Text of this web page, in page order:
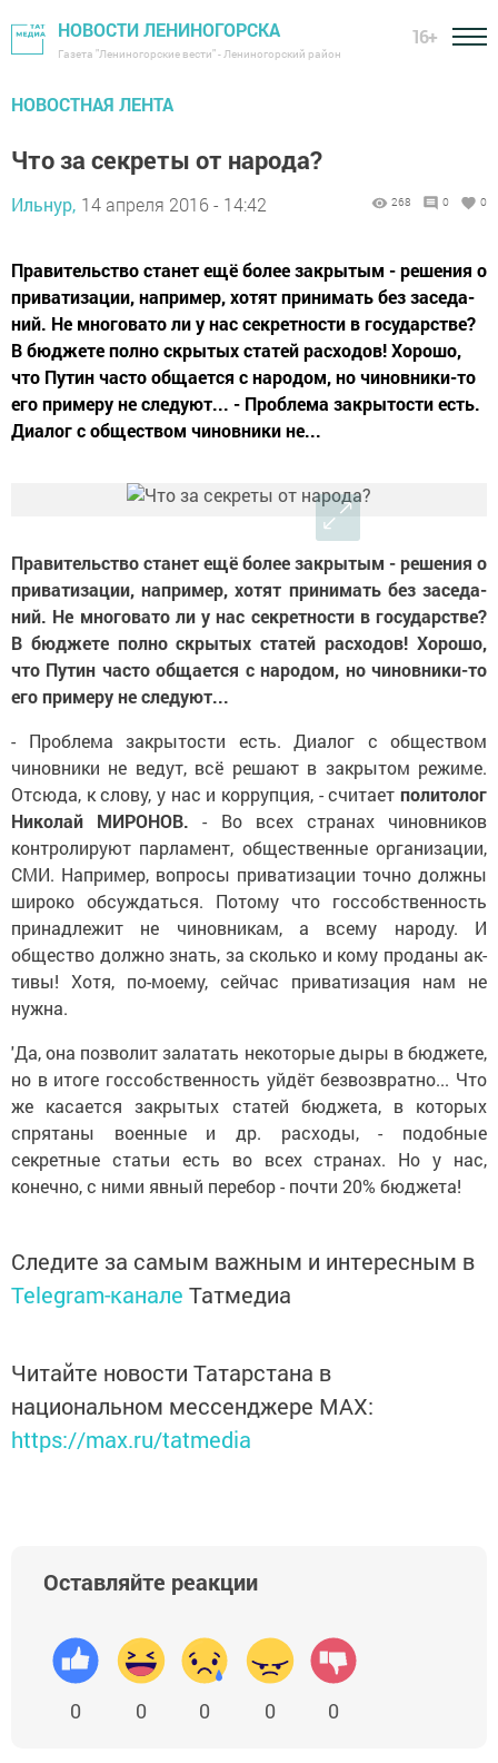
НОВОСТИ ЛЕНИНОГОРСКА
Газета "Лениногорские вести" - Лениногорский район
16+
НОВОСТНАЯ ЛЕНТА
Что за секреты от народа?
Ильнур, 14 апреля 2016 - 14:42 268 0 0
Правительство станет ещё более закрытым - решения о
приватизации, например, хотят принимать без заседа­
ний. Не многовато ли у нас секретности в государстве?
В бюджете полно скрытых статей расходов! Хорошо,
что Путин часто общается с народом, но чиновники-то
его примеру не следуют... - Проблема закрытости есть.
Диалог с обществом чиновники не...
Правительство станет ещё более закрытым - решения о
приватизации, например, хотят принимать без заседа­
ний. Не многовато ли у нас секретности в государстве?
В бюджете полно скрытых статей расходов! Хорошо,
что Путин часто общается с народом, но чиновники-то
его примеру не следуют...
- Проблема закрытости есть. Диалог с обществом
чиновники не ведут, всё решают в закрытом режиме.
Отсюда, к слову, у нас и коррупция, - считает политолог
Николай МИРОНОВ. - Во всех странах чиновников
контролируют парламент, общественные организации,
СМИ. Напри­мер, вопросы приватизации точно должны
широко обсуж­даться. Потому что госсобственность
принадле­жит не чиновникам, а всему на­роду. И
общество должно знать, за сколько и кому проданы ак­
тивы! Хотя, по-моему, сейчас приватизация нам не
нужна.
'Да, она позволит залатать не­которые дыры в бюджете,
но в итоге госсобственность уйдёт безвозвратно... Что
же касается закрытых статей бюджета, в ко­торых
спрятаны военные и др. расходы, - подобные
секретные статьи есть во всех странах. Но у нас,
конечно, с ними явный перебор - почти 20% бюджета!
Следите за самым важным и интересным в
Telegram-канале Татмедиа
Читайте новости Татарстана в
национальном мессенджере MАХ:
https://max.ru/tatmedia
Оставляйте реакции
0 0 0 0 0